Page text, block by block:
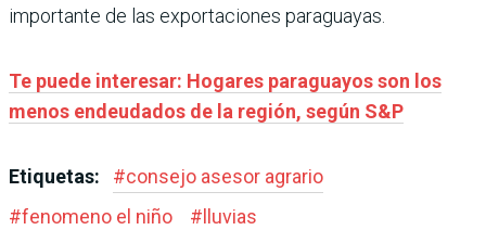
importante de las exportaciones paraguayas.
Te puede interesar: Hogares paraguayos son los
menos endeudados de la región, según S&P
Etiquetas: #consejo asesor agrario
#fenomeno el niño # lluvias